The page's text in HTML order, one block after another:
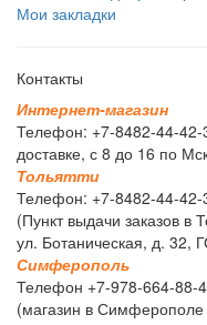
Мои закладки
Контакты
Интернет-магазин
Телефон: +7-8482-44-42-
доставке, с 8 до 16 по
Тольятти
Телефон: +7-8482-44-42-
(Пункт выдачи заказов в
ул. Ботаническая, д. 32,
Симферополь
Телефон +7-978-664-88-
(магазин в Симферополе